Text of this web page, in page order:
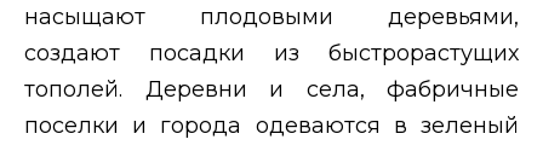
насыщают плодовыми деревьями,
создают посадки из быстрорастущих
тополей. Деревни и села, фабричные
поселки и города одеваются в зеленый